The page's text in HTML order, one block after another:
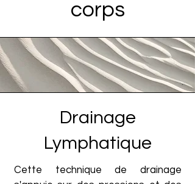
corps
Drainage
Lymphatique
Cette technique de drainage